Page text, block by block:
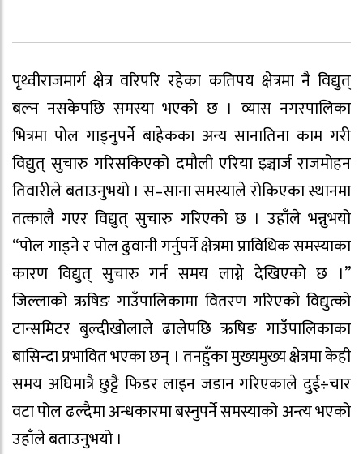
पृथ्वीराजमार्ग क्षेत्र वरिपरि रहेका कतिपय क्षेत्रमा नै विद्युत्
बल्न नसकेपछि समस्या भएको छ । व्यास नगरपालिका
भित्रमा पोल गाड्नुपर्ने बाहेकका अन्य सानातिना काम गरी
विद्युत् सुचारु गरिसकिएको दमौली एरिया इञ्चार्ज राजमोहन
तिवारीले बताउनुभयो । स–साना समस्याले रोकिएका स्थानमा
तत्कालै गएर विद्युत् सुचारु गरिएको छ । उहाँले भन्नुभयो
“पोल गाड्ने र पोल ढुवानी गर्नुपर्ने क्षेत्रमा प्राविधिक समस्याका
कारण विद्युत् सुचारु गर्न समय लाग्ने देखिएको छ ।”
जिल्लाको ऋषिङ गाउँपालिकामा वितरण गरिएको विद्युत्को
टान्समिटर बुल्दीखोलाले ढालेपछि ऋषिङ गाउँपालिकाका
बासिन्दा प्रभावित भएका छन् । तनहुँका मुख्यमुख्य क्षेत्रमा केही
समय अघिमात्रै छुट्टै फिडर लाइन जडान गरिएकाले दुई÷चार
वटा पोल ढल्दैमा अन्धकारमा बस्नुपर्ने समस्याको अन्त्य भएको
उहाँले बताउनुभयो ।